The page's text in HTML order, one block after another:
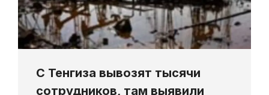
С Тенгиза вывозят тысячи
сотрудников, там выявили